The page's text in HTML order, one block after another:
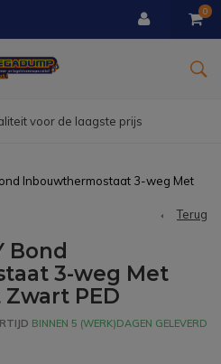
0
vanaf € 150
Inbouwthermostaat 3-weg Met
Terug
Bond
3-weg Met
PED
BINNEN 5 (WERK)DAGEN GELEVERD